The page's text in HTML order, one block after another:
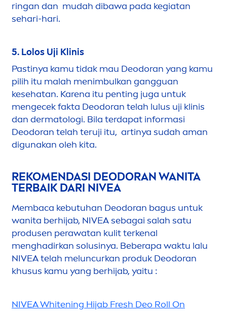
ringan dan mudah dibawa pada kegiatan
sehari-hari.
5. Lolos Uji Klinis
Pastinya kamu tidak mau Deodoran yang kamu
pilih itu malah menimbulkan gangguan
kesehatan. Karena itu penting juga untuk
mengecek fakta Deodoran telah lulus uji klinis
dan dermatologi. Bila terdapat informasi
Deodoran telah teruji itu, artinya sudah aman
digunakan oleh kita.
REKOMENDASI DEODORAN WANITA
TERBAIK DARI NIVEA
Membaca kebutuhan Deodoran bagus untuk
wanita berhijab, NIVEAsebagai salah satu
produsen perawatan kulit terkenal
menghadirkan solusinya. Beberapa waktu lalu
NIVEAtelah meluncurkan produk Deodoran
khusus kamu yang berhijab, yaitu :
NIVEAWhitening Hijab Fresh Deo Roll On